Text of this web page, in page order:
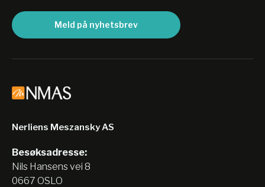
Meld på nyhetsbrev
Nerliens Meszansky AS
Besøksadresse:
Nils Hansens vei 8
0667 OSLO